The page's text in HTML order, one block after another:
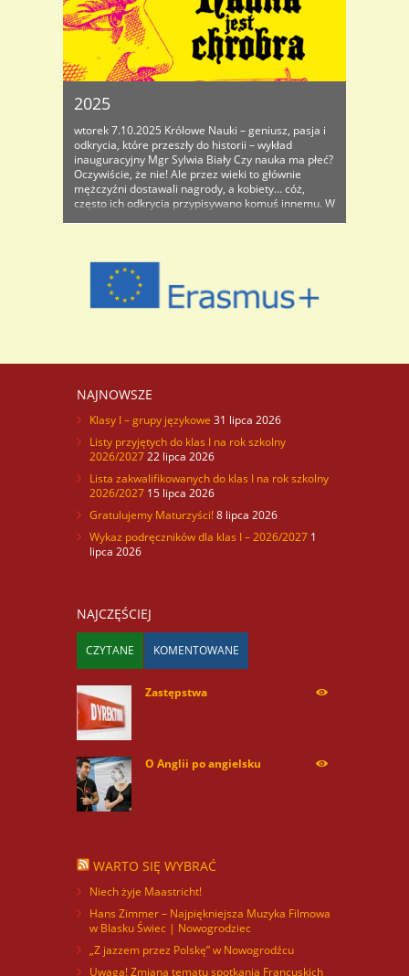
2025
wtorek 7.10.2025 Królowe Nauki – geniusz, pasja i
odkrycia, które przeszły do historii – wykład
inauguracyjny Mgr Sylwia Biały Czy nauka ma płeć?
Oczywiście, że nie! Ale przez wieki to głównie
mężczyźni dostawali nagrody, a kobiety… cóż,
często ich odkrycia przypisywano komuś innemu. W
NAJNOWSZE
Klasy I – grupy językowe 31 lipca 2026
Listy przyjętych do klas I na rok szkolny
2026/202722 lipca 2026
Lista zakwalifikowanych do klas I na rok szkolny
2026/2027 15 lipca 2026
Gratulujemy Maturzyści!8 lipca 2026
Wykaz podręczników dla klas I – 2026/2027 1
lipca 2026
NAJCZĘŚCIEJ
CZYTANE KOMENTOWANE
Zastępstwa
O Anglii po angielsku
WARTO SIĘ WYBRAĆ
Niech żyje Maastricht!
Hans Zimmer – Najpiękniejsza Muzyka Filmowa
w Blasku Świec | Nowogrodziec
„Z jazzem przez Polskę” w Nowogrodźcu
Uwaga! Zmiana tematu spotkania Francuskich